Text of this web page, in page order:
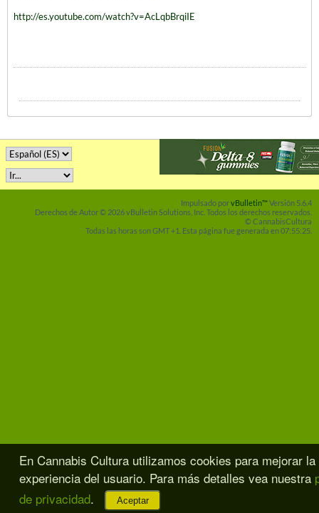
http://es.youtube.com/watch?v=AcLqbBrqiIE
Impulsado porvBulletin™Versión 5.6.4
Derechos de Autor © 2026 vBulletin Solutions, Inc. Todos los derechos reservados.
© CannabisCultura
Todas las horas son GMT +1. Esta página fue generada en 07:55:25.
En Cannabis Cultura utilizamos cookies para mejorar la
experiencia del usuario. Para más detalles vea nuestra
de privacidad.